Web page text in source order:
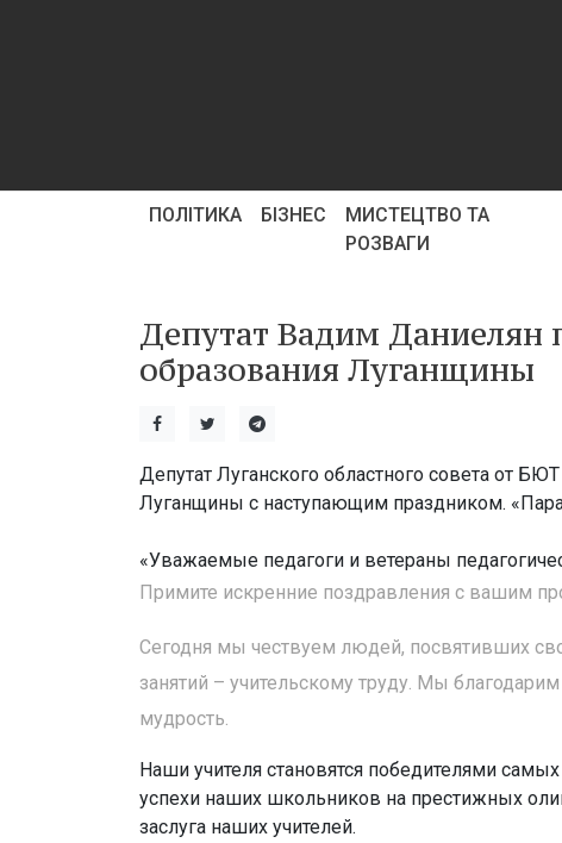
ПОЛІТИКА БІЗНЕС
МИСТЕЦТВО ТА
РОЗВАГИ
Депутат Вадим Даниелян
образования Луганщины
Депутат Луганского областного совета от
Луганщины с наступающим праздником.
«Уважаемые педагоги и ветераны
Примите искренние поздравления с вашим
Сегодня мы чествуем людей, посвятивших
занятий – учительскому труду. Мы
мудрость.
Наши учителя становятся победителями
успехи наших школьников на престижных
заслуга наших учителей.